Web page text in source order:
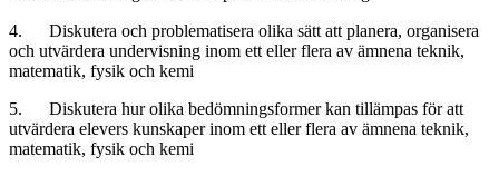
4. Diskutera och problematisera olika sätt att planera, organisera
och utvärdera undervisning inom ett eller flera av ämnena teknik,
matematik, fysik och kemi
5. Diskutera hur olika bedömningsformer kan tillämpas för att
utvärdera elevers kunskaper inom ett eller flera av ämnena teknik,
matematik, fysik och kemi